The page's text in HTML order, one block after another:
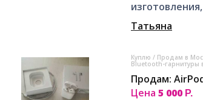
Татьяна
Куплю / Продам в
Bluetooth-гарнитуры
Продам:
Цена 5 000 Р.